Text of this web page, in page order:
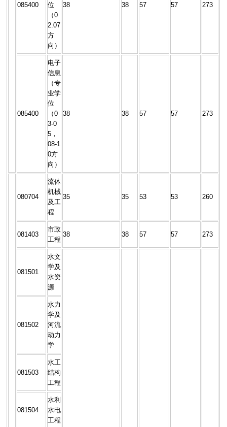
085400
位
（0
2.07
方
向）
38 38 57 57 273
085400
电子
信息
（专
业学
位
（0
3-0
5，
08-1
0方
向）
38 38 57 57 273
080704
流体
机械
及工
程
35 35 53 53 260
081403
市政
工程
38 38 57 57 273
081501
水文
学及
水资
源
081502
水力
学及
河流
动力
学
081503
水工
结构
工程
081504
水利
水电
工程